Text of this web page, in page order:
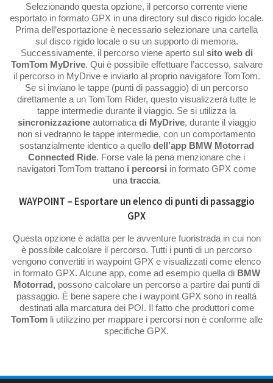
Selezionando questa opzione, il percorso corrente viene
esportato in formato GPX in una directory sul disco rigido locale.
Prima dell’esportazione è necessario selezionare una cartella
sul disco rigido locale o su un supporto di memoria.
Successivamente, il percorso viene aperto sul sito web di
TomTom MyDrive. Qui è possibile effettuare l’accesso, salvare
il percorso in MyDrive e inviarlo al proprio navigatore TomTom.
Se si inviano le tappe (punti di passaggio) di un percorso
direttamente a un TomTom Rider, questo visualizzerà tutte le
tappe intermedie durante il viaggio. Se si utilizza la
sincronizzazioneautomatica di MyDrive, durante il viaggio
non si vedranno le tappe intermedie, con un comportamento
sostanzialmente identico a quello dell’app BMW Motorrad
Connected Ride. Forse vale la pena menzionare che i
navigatori TomTom trattano i percorsi in formato GPX come
una traccia.
WAYPOINT – Esportare un elenco di punti di passaggio
GPX
Questa opzione è adatta per le avventure fuoristrada in cui non
è possibile calcolare il percorso. Tutti i punti di un percorso
vengono convertiti in waypoint GPX e visualizzati come elenco
in formato GPX. Alcune app, come ad esempio quella di BMW
Motorrad, possono calcolare un percorso a partire dai punti di
passaggio. È bene sapere che i waypoint GPX sono in realtà
destinati alla marcatura dei POI. Il fatto che produttori come
TomTomli utilizzino per mappare i percorsi non è conforme alle
specifiche GPX.